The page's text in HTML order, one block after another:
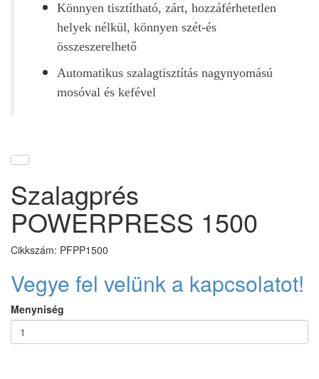
Könnyen tisztítható, zárt, hozzáférhetetlen
helyek nélkül, könnyen szét-és
összeszerelhető
Automatikus szalagtisztítás nagynyomású
mosóval és kefével
Szalagprés
POWERPRESS 1500
Cikkszám: PFPP1500
Vegye fel velünk a kapcsolatot!
Menyniség